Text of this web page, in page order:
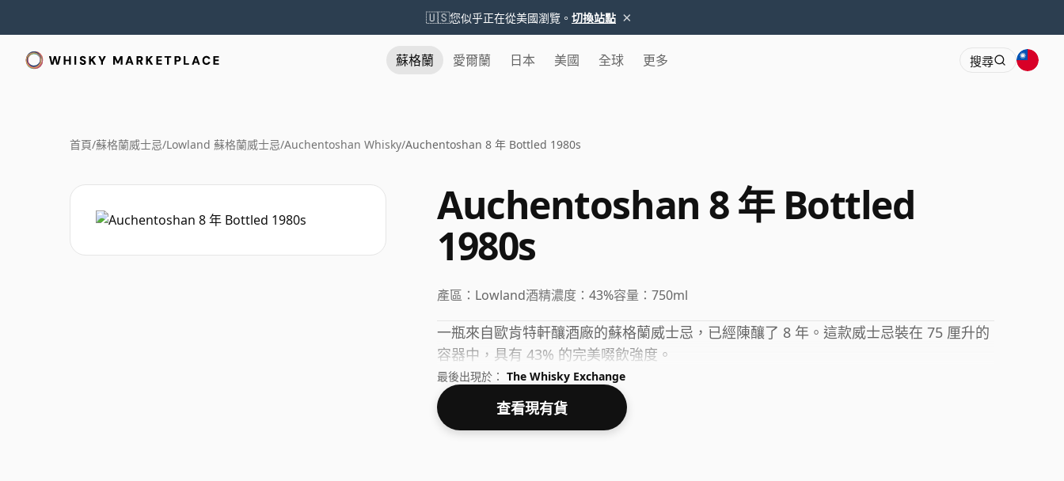
🇺🇸您似乎正在從美國瀏覽。 切換站點 ×
蘇格蘭 愛爾蘭 日本 美國 全球 更多 搜尋
首頁/蘇格蘭威士忌/Lowland 蘇格蘭威士忌/Auchentoshan Whisky/Auchentoshan 8 年 Bottled 1980s
Auchentoshan 8 年 Bottled
1980s
產區： Lowland酒精濃度： 43%容量： 750ml
一瓶來自歐肯特軒釀酒廠的蘇格蘭威士忌，已經陳釀了 8 年。這款威士忌裝在 75 厘升的
容器中，具有 43% 的完美啜飲強度。
最後出現於： The Whisky Exchange
查看現有貨